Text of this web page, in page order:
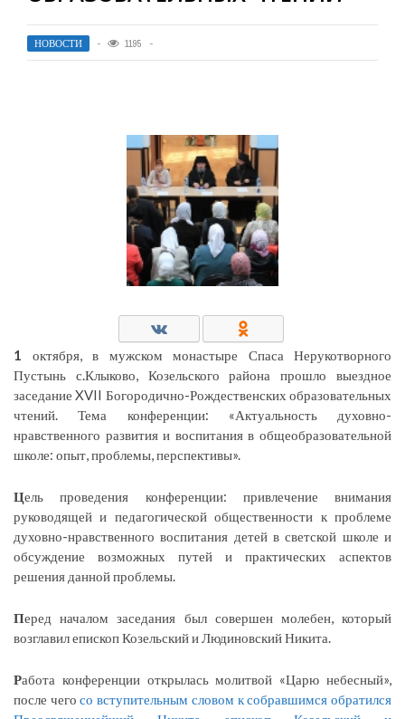
НОВОСТИ 1195
1 октября, в мужском монастыре Спаса Нерукотворного
Пустынь с.Клыково, Козельского района прошло выездное
заседание XVII Богородично-Рождественских образовательных
чтений. Тема конференции: «Актуальность духовно-
нравственного развития и воспитания в общеобразовательной
школе: опыт, проблемы, перспективы».
Цель проведения конференции: привлечение внимания
руководящей и педагогической общественности к проблеме
духовно-нравственного воспитания детей в светской школе и
обсуждение возможных путей и практических аспектов
решения данной проблемы.
Перед началом заседания был совершен молебен, который
возглавил епископ Козельский и Людиновский Никита.
Работа конференции открылась молитвой «Царю небесный»,
после чегосо вступительным словом к собравшимся обратился